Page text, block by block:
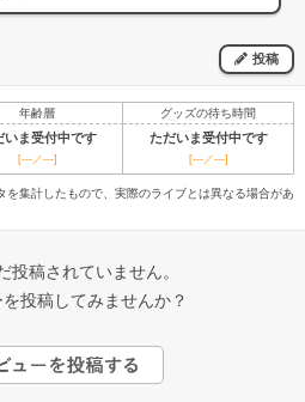
投稿
年齢層 グッズの待ち時間
いま受付中です ただいま受付中です
[---／---] [---／---]
集計したもので、実際のライブとは異なる場合があ
投稿されていません。
投稿してみませんか？